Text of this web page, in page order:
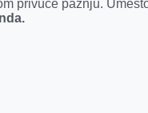
privuče pažnju.